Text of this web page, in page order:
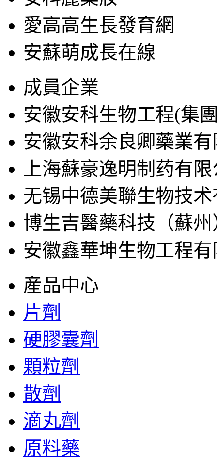
愛高高生長發育網
安蘇萌成長在線
成員企業
安徽安科生物工程(集
安徽安科余良卿藥業
上海蘇豪逸明制药有
无锡中德美聯生物技
博生吉醫藥科技（蘇
安徽鑫華坤生物工程
産品中心
片劑
硬膠囊劑
顆粒劑
散劑
滴丸劑
原料藥